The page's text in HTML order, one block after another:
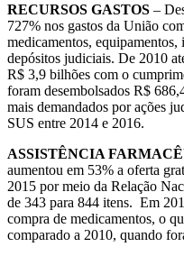
RECURSOS GASTOS –
727% nos gastos da União
medicamentos,
depósitos judiciais. De 2010
R$ 3,9 bilhões com o
foram desembolsados R$
mais demandados por ações
SUS entre 2014 e 2016.
ASSISTÊNCIA
aumentou em 53% a oferta
2015 por meio da Relação
de 343 para 844 itens. Em
compra de medicamentos, o
comparado a 2010, quando